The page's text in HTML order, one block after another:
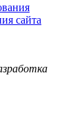
сайта